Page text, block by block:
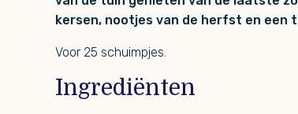
kersen, nootjes van de herfst en een
Voor 25 schuimpjes.
Ingrediënten